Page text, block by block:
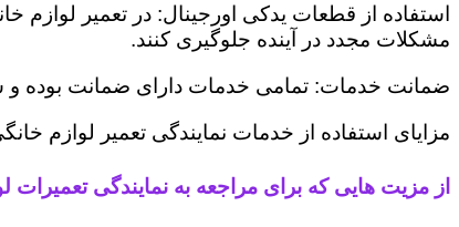
استفاده از قطعات یدکی اورجینال: در تعمیر لوازم
مشکلات مجدد در آینده جلوگیری کنند.
ضمانت خدمات: تمامی خدمات دارای ضمانت بوده و
مزایای استفاده از خدمات نمایندگی تعمیر لوازم
از مزیت هایی که برای مراجعه به نمایندگی